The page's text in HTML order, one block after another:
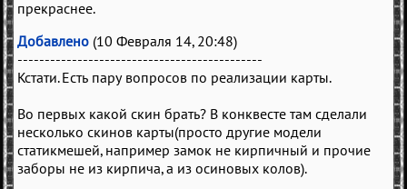
прекраснее.
Добавлено (10 Февраля 14, 20:48)
---------------------------------------------
Кстати. Есть пару вопросов по реализации карты.
Во первых какой скин брать? В конквесте там сделали
несколько скинов карты(просто другие модели
статикмешей, например замок не кирпичный и прочие
заборы не из кирпича, а из осиновых колов).